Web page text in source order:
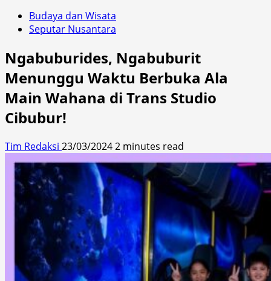
Budaya dan Wisata
Seputar Nusantara
Ngabuburides, Ngabuburit
Menunggu Waktu Berbuka Ala
Main Wahana di Trans Studio
Cibubur!
Tim Redaksi 23/03/20242 minutes read